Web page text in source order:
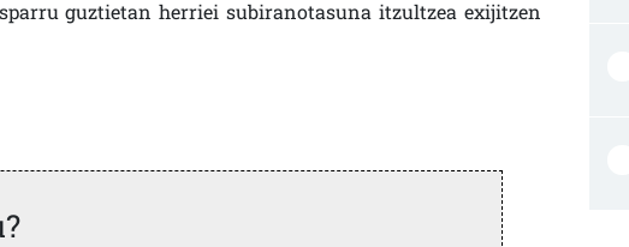
guztietan herriei subiranotasuna itzultzea exijitzen